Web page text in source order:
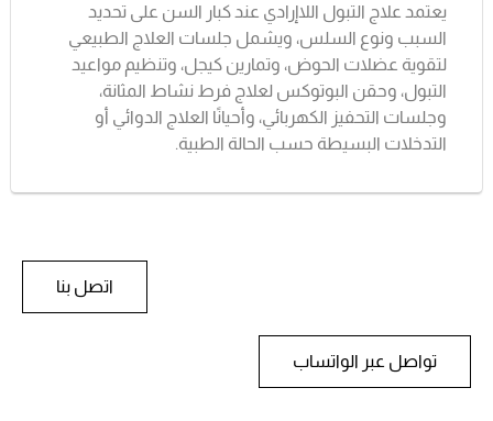
يعتمد علاج التبول اللاإرادي عند كبار السن على تحديد
السبب ونوع السلس، ويشمل جلسات العلاج الطبيعي
لتقوية عضلات الحوض، وتمارين كيجل، وتنظيم مواعيد
التبول، وحقن البوتوكس لعلاج فرط نشاط المثانة،
وجلسات التحفيز الكهربائي، وأحيانًا العلاج الدوائي أو
التدخلات البسيطة حسب الحالة الطبية.
اتصل بنا
تواصل عبر الواتساب